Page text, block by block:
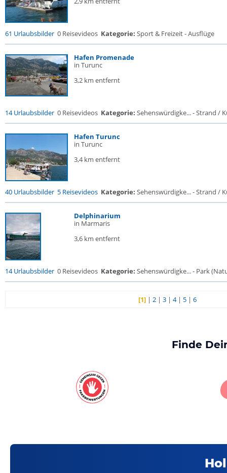
61 Urlaubsbilder 0 Reisevideos Kategorie: Sport & Freizeit - Ausflüge
Hafen Promenade
in Turunc
3,2 km entfernt
14 Urlaubsbilder 0 Reisevideos Kategorie: Sehenswürdigke... - Strand /
Hafen Turunc
in Turunc
3,4 km entfernt
40 Urlaubsbilder 5 Reisevideos Kategorie: Sehenswürdigke... - Strand /
Delphinarium
in Marmaris
3,6 km entfernt
14 Urlaubsbilder 0 Reisevideos Kategorie: Sehenswürdigke... - Park
[1] |2 |3 |4| 5 |6
Finde